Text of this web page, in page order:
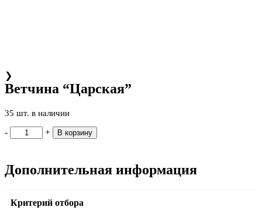
❯
Ветчина “Царская”
35 шт. в наличии
- + В корзину
Дополнительная информация
Критерий отбора